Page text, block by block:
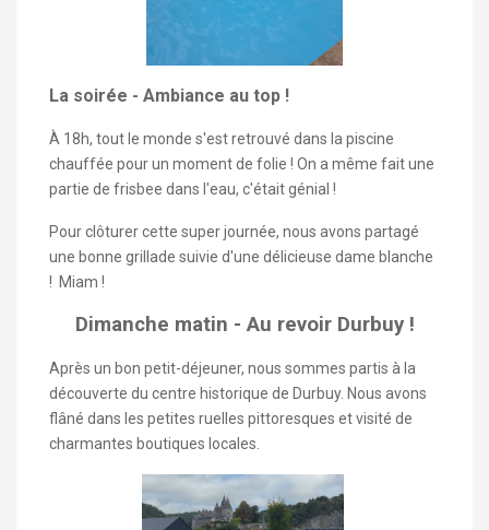
La soirée - Ambiance au top !
À 18h, tout le monde s'est retrouvé dans la piscine
chauffée pour un moment de folie ! On a même fait une
partie de frisbee dans l'eau, c'était génial !
Pour clôturer cette super journée, nous avons partagé
une bonne grillade suivie d'une délicieuse dame blanche
! Miam !
Dimanche matin - Au revoir Durbuy !
Après un bon petit-déjeuner, nous sommes partis à la
découverte du centre historique de Durbuy. Nous avons
flâné dans les petites ruelles pittoresques et visité de
charmantes boutiques locales.